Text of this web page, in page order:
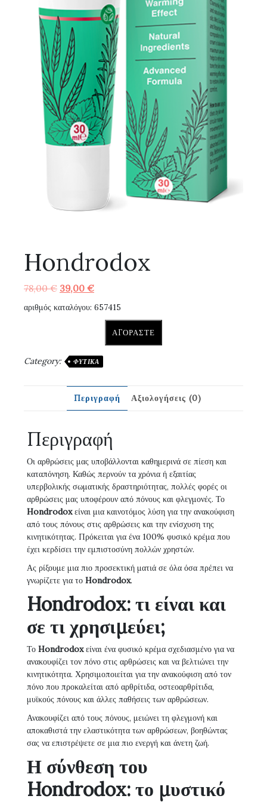
Hondrodox
78,00€ Original
price
39,00 €Η
τρέχουσα
39,00 €.
αριθμός καταλόγου: 657415
ΑΓΟΡΆΣΤΕ
Category: ΦΥΤΙΚΆ
Περιγραφή Αξιολογήσεις (0)
Περιγραφή
Οι αρθρώσεις μας υποβάλλονται καθημερινά σε πίεση και
καταπόνηση. Καθώς περνούν τα χρόνια ή εξαιτίας
υπερβολικής σωματικής δραστηριότητας, πολλές φορές οι
αρθρώσεις μας υποφέρουν από πόνους και φλεγμονές. Το
Hondrodoxείναι μια καινοτόμος λύση για την ανακούφιση
από τους πόνους στις αρθρώσεις και την ενίσχυση της
κινητικότητας. Πρόκειται για ένα 100% φυσικό κρέμα που
έχει κερδίσει την εμπιστοσύνη πολλών χρηστών.
Ας ρίξουμε μια πιο προσεκτική ματιά σε όλα όσα πρέπει να
γνωρίζετε για το Hondrodox.
Hondrodox: τι είναι και
σε τι χρησιμεύει;
Το Hondrodoxείναι ένα φυσικό κρέμα σχεδιασμένο για να
ανακουφίζει τον πόνο στις αρθρώσεις και να βελτιώνει την
κινητικότητα. Χρησιμοποιείται για την ανακούφιση από τον
πόνο που προκαλείται από αρθρίτιδα, οστεοαρθρίτιδα,
μυϊκούς πόνους και άλλες παθήσεις των αρθρώσεων.
Ανακουφίζει από τους πόνους, μειώνει τη φλεγμονή και
αποκαθιστά την ελαστικότητα των αρθρώσεων, βοηθώντας
σας να επιστρέψετε σε μια πιο ενεργή και άνετη ζωή.
Η σύνθεση του
Hondrodox: το μυστικό